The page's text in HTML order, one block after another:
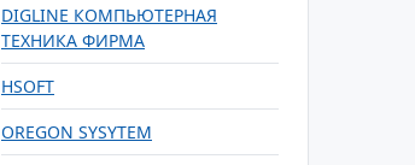
DIGLINE КОМПЬЮТЕРНАЯ
ТЕХНИКА ФИРМА
HSOFT
OREGON SYSYTEM